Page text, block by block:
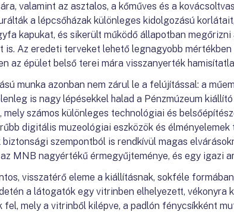
valamint az asztalos, a kőműves és a
a lépcsőházak különleges kidolgozású
kapukat, és sikerült működő állapotban megőrizni
is. Az eredeti terveket lehető legnagyobb
az épület belső terei mára visszanyerték
munka azonban nem zárul le a felújítással: a
is nagy lépésekkel halad a Pénzmúzeum
mely számos különleges technológiai és
digitális muzeológiai eszközök és élményelemek
biztonsági szempontból is rendkívül magas
MNB nagyértékű érmegyűjteménye, és egy igazi
visszatérő eleme a kiállításnak, sokféle
a látogatók egy vitrinben elhelyezett, vékonyra
fel, mely a vitrinből kilépve, a padlón fénycsíkként